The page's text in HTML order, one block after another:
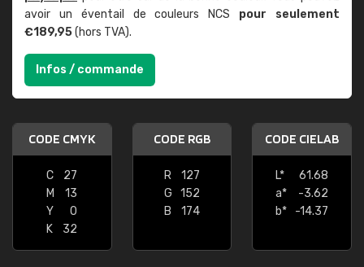
avoir un éventail de couleurs NCS pour seulement
€189,95(hors TVA).
Infos / commande
CODE CMYK
C
27
M
13
Y
0
K
32
CODE RGB
R
127
G
152
B
174
CODE CIELAB
L*
61.68
a*
-3.62
b*
-14.37